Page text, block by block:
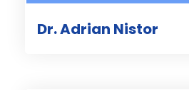
Dr. Adrian Nistor